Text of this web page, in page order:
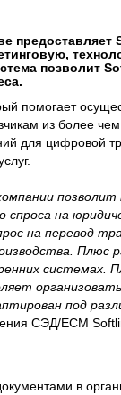
позволит
помогает
из более
для цифровой
на
на перевод
Плюс
под
СЭД/ECM
в